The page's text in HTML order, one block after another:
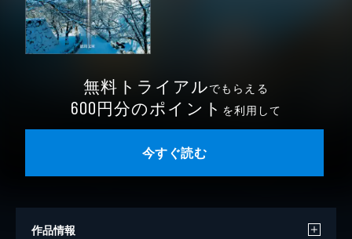
無料トライアルでもらえる
600円分のポイント を利用して
今すぐ読む
作品情報